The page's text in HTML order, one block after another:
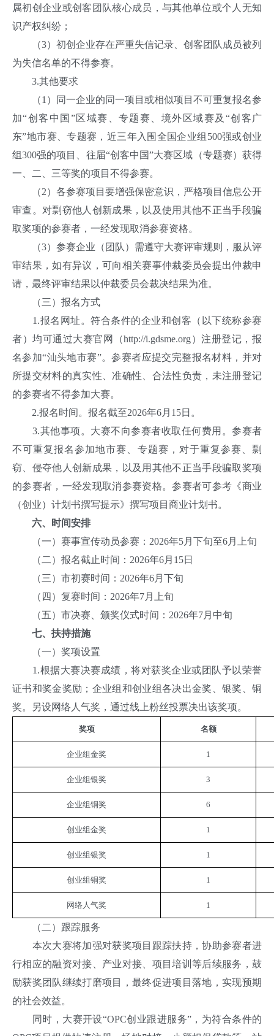
属初创企业或创客团队核心成员，与其他单位或个人无知
识产权纠纷；
（3）初创企业存在严重失信记录、创客团队成员被列
为失信名单的不得参赛。
3.其他要求
（1）同一企业的同一项目或相似项目不可重复报名参
加“创客中国”区域赛、专题赛、境外区域赛及“创客广
东”地市赛、专题赛，近三年入围全国企业组500强或创业
组300强的项目、往届“创客中国”大赛区域（专题赛）获得
一、二、三等奖的项目不得参赛。
（2）各参赛项目要增强保密意识，严格项目信息公开
审查。对剽窃他人创新成果，以及使用其他不正当手段骗
取奖项的参赛者，一经发现取消参赛资格。
（3）参赛企业（团队）需遵守大赛评审规则，服从评
审结果，如有异议，可向相关赛事仲裁委员会提出仲裁申
请，最终评审结果以仲裁委员会裁决结果为准。
（三）报名方式
1.报名网址。符合条件的企业和创客（以下统称参赛
者）均可通过大赛官网（http://i.gdsme.org）注册登记，报
名参加“汕头地市赛”。参赛者应提交完整报名材料，并对
所提交材料的真实性、准确性、合法性负责，未注册登记
的参赛者不得参加大赛。
2.报名时间。报名截至2026年6月15日。
3.其他事项。大赛不向参赛者收取任何费用。参赛者
不可重复报名参加地市赛、专题赛，对于重复参赛、剽
窃、侵夺他人创新成果，以及用其他不正当手段骗取奖项
的参赛者，一经发现取消参赛资格。参赛者可参考《商业
（创业）计划书撰写提示》撰写项目商业计划书。
六、时间安排
（一）赛事宣传动员参赛：2026年5月下旬至6月上旬
（二）报名截止时间：2026年6月15日
（三）市初赛时间：2026年6月下旬
（四）复赛时间：2026年7月上旬
（五）市决赛、颁奖仪式时间：2026年7月中旬
七、扶持措施
（一）奖项设置
1.根据大赛决赛成绩，将对获奖企业或团队予以荣誉
证书和奖金奖励；企业组和创业组各决出金奖、银奖、铜
奖。另设网络人气奖，通过线上粉丝投票决出该奖项。
奖项 名额
企业组金奖 1
企业组银奖 3
企业组铜奖 6
创业组金奖 1
创业组银奖 1
创业组铜奖 1
网络人气奖 1
（二）跟踪服务
本次大赛将加强对获奖项目跟踪扶持，协助参赛者进
行相应的融资对接、产业对接、项目培训等后续服务，鼓
励获奖团队继续打磨项目，最终促进项目落地，实现预期
的社会效益。
同时，大赛开设“OPC创业跟进服务”，为符合条件的